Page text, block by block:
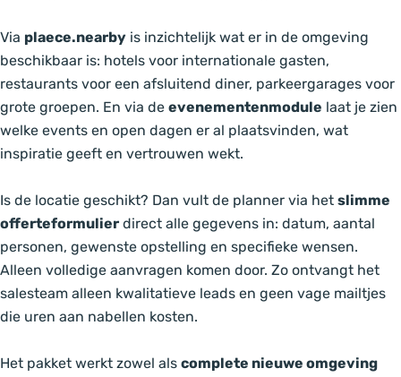
Via plaece.nearby is inzichtelijk wat er in de omgeving
beschikbaar is: hotels voor internationale gasten,
restaurants voor een afsluitend diner, parkeergarages voor
grote groepen. En via de evenementenmodule laat je zien
welke events en open dagen er al plaatsvinden, wat
inspiratie geeft en vertrouwen wekt.
Is de locatie geschikt? Dan vult de planner via het slimme
offerteformulier direct alle gegevens in: datum, aantal
personen, gewenste opstelling en specifieke wensen.
Alleen volledige aanvragen komen door. Zo ontvangt het
salesteam alleen kwalitatieve leads en geen vage mailtjes
die uren aan nabellen kosten.
Het pakket werkt zowel als complete nieuwe omgeving